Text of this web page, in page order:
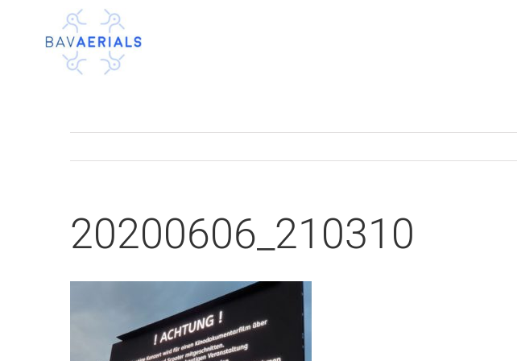
20200606_210310